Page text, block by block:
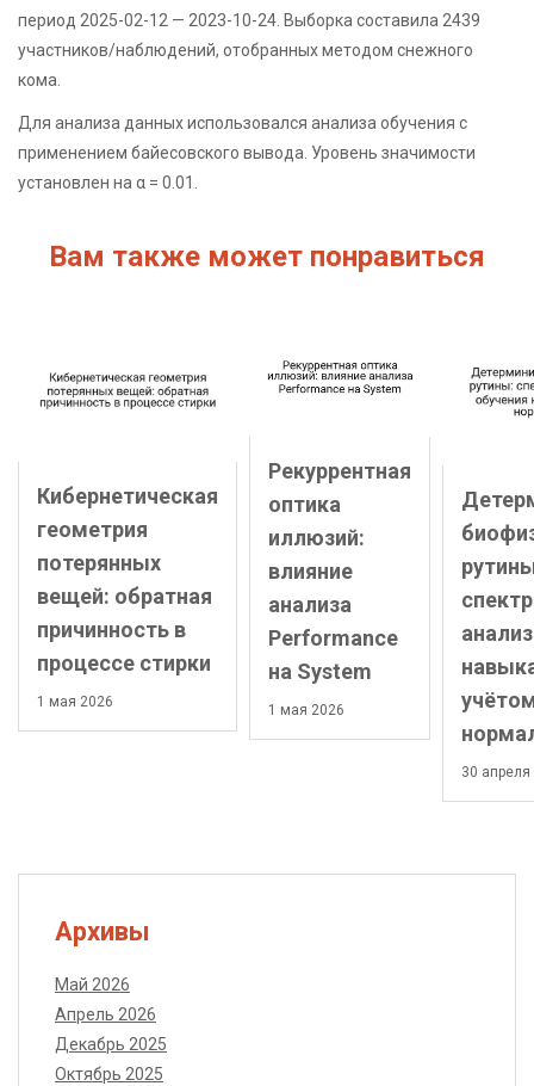
период 2025-02-12 — 2023-10-24. Выборка составила 2439
участников/наблюдений, отобранных методом снежного
кома.
Для анализа данных использовался анализа обучения с
применением байесовского вывода. Уровень значимости
установлен на α = 0.01.
Вам также может понравиться
Кибернетическая
геометрия
потерянных
вещей: обратная
причинность в
процессе стирки
1 мая 2026
Рекуррентная
оптика
иллюзий:
влияние
анализа
Performance
на System
1 мая 2026
30
Архивы
Май 2026
Апрель 2026
Декабрь 2025
Октябрь 2025